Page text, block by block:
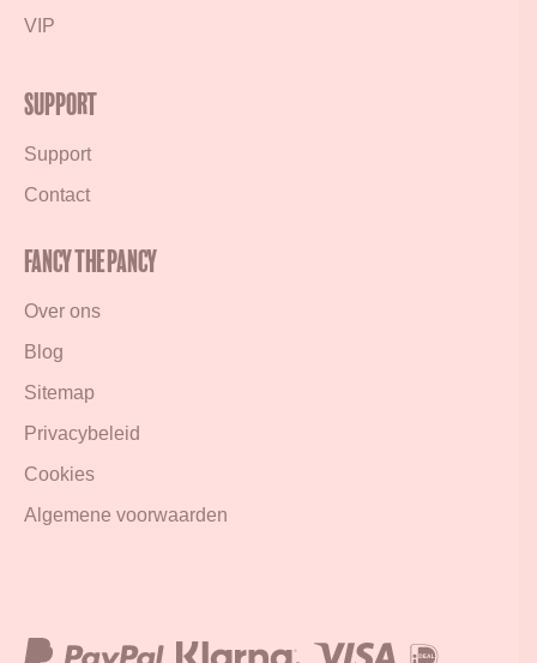
VIP
Support
Support
Contact
Fancy the Pancy
Over ons
Blog
Sitemap
Privacybeleid
Cookies
Algemene voorwaarden